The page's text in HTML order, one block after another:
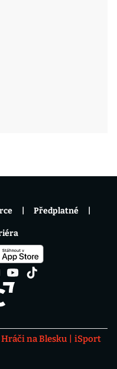
Hráči na Blesku
iSport
Předplatné